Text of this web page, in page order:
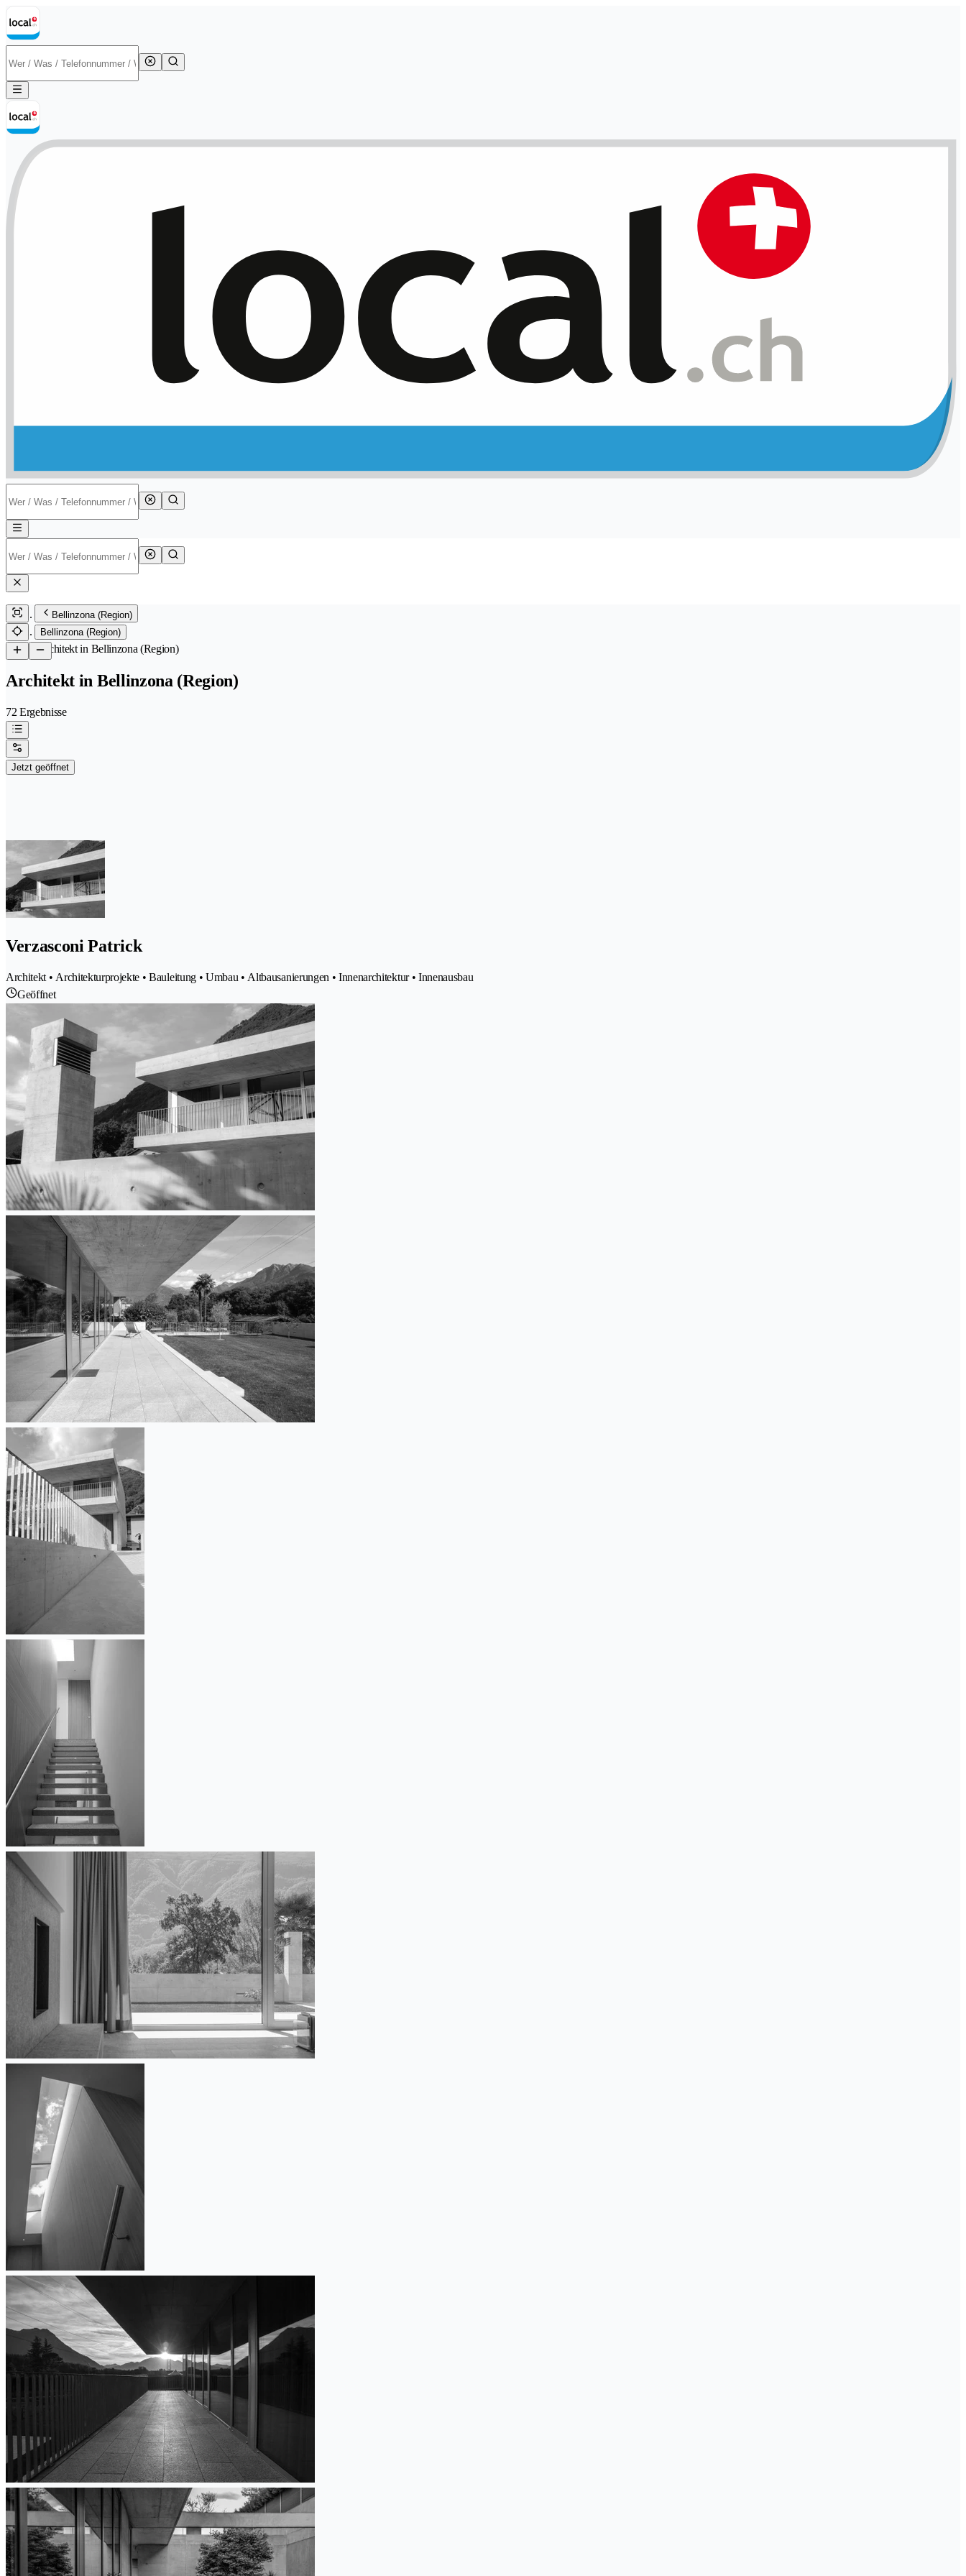
Bellinzona (Region)
Bellinzona (Region)
/Architekt in Bellinzona (Region)
Architekt in Bellinzona (Region)
72 Ergebnisse
Jetzt geöffnet
Verzasconi Patrick
Architekt • Architekturprojekte • Bauleitung • Umbau • Altbausanierungen • Innenarchitektur • Innenausbau
Geöffnet